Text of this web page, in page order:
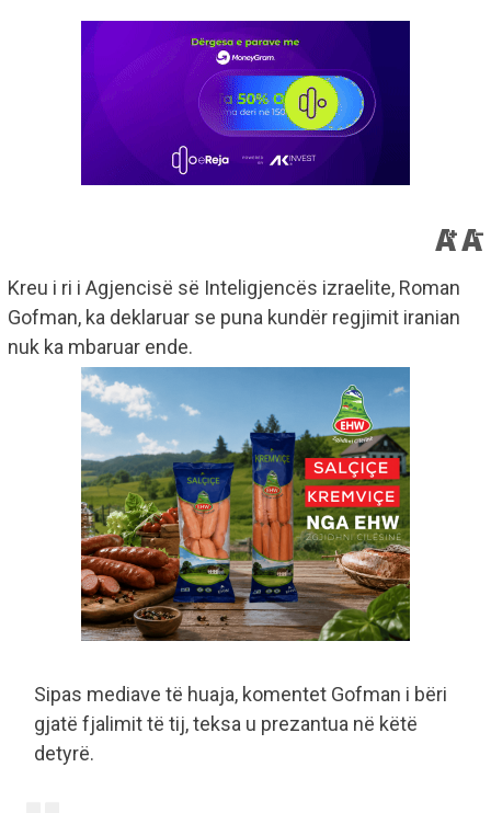
Kreu i ri i Agjencisë së Inteligjencës izraelite, Roman
Gofman, ka deklaruar se puna kundër regjimit iranian
nuk ka mbaruar ende.
Sipas mediave të huaja, komentet Gofman i bëri
gjatë fjalimit të tij, teksa u prezantua në këtë
detyrë.